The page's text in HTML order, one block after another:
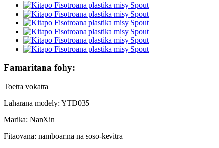
Famaritana fohy:
Toetra vokatra
Laharana modely: YTD035
Marika: NanXin
Fitaovana: namboarina na soso-kevitra